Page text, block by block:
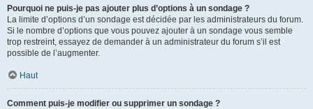
Pourquoi ne puis-je pas ajouter plus d’options à un sondage ?
La limite d’options d’un sondage est décidée par les administrateurs du forum.
Si le nombre d’options que vous pouvez ajouter à un sondage vous semble
trop restreint, essayez de demander à un administrateur du forum s’il est
possible de l’augmenter.
Haut
Comment puis-je modifier ou supprimer un sondage ?